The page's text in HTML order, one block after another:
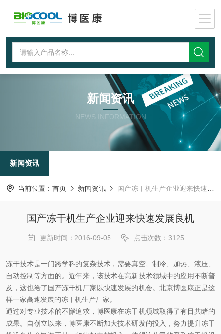
新闻资讯
NEWS INFORMATION
新闻资讯
当前位置： 首页 新闻资讯 国产冻干机生产企业迎来快速发展良机
国产冻干机生产企业迎来快速发展良机
更新时间：2016-09-05 点击次数：3125
冻干技术是一门跨学科的复杂技术，需要真空、制冷、加热、液压、
自动控制等方面的。近年来，该技术在高新技术领域中的应用不断普
及，这也给了国产冻干机厂家以快速发展的机会。北京博医康正是这
样一家高速发展的冻干机生产厂家。
通过对专业技术的不懈追求，博医康在冻干机领域取得了有目共睹的
成果。自创立以来，博医康不断加大技术研发的投入，努力提升冻干